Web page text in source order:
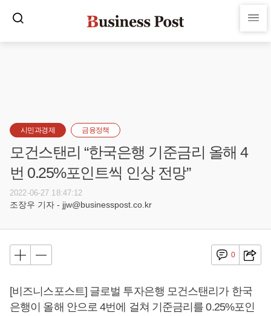
시민과경제 금융정책
모건스탠리 “한국은행 기준금리 올해 4
번 0.25%포인트씩 인상 전망”
2022-06-27 18:47:12
조장우 기자 - jjw@businesspost.co.kr
0
[비즈니스포스트] 글로벌 투자은행 모건스탠리가 한국
은행이 올해 안으로 4번에 걸쳐 기준금리를 0.25%포인